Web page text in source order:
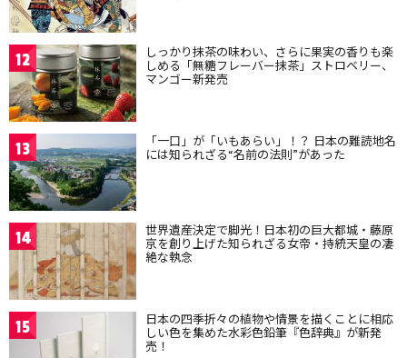
12 しっかり抹茶の味わい、さらに果実の香りも楽
しめる「無糖フレーバー抹茶」ストロベリー、
マンゴー新発売
13 「一口」が「いもあらい」！？ 日本の難読地名
には知られざる“名前の法則”があった
14 世界遺産決定で脚光！日本初の巨大都城・藤原
京を創り上げた知られざる女帝・持統天皇の凄
絶な執念
15 日本の四季折々の植物や情景を描くことに相応
しい色を集めた水彩色鉛筆『色辞典』が新発
売！